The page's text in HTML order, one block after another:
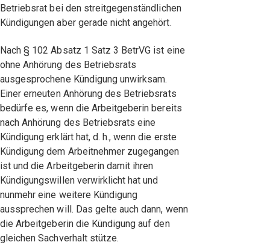
Betriebsrat bei den streitgegenständlichen
Kündigungen aber gerade nicht angehört.
Nach § 102 Absatz 1 Satz 3 BetrVG ist eine
ohne Anhörung des Betriebsrats
ausgesprochene Kündigung unwirksam.
Einer erneuten Anhörung des Betriebsrats
bedürfe es, wenn die Arbeitgeberin bereits
nach Anhörung des Betriebsrats eine
Kündigung erklärt hat, d. h., wenn die erste
Kündigung dem Arbeitnehmer zugegangen
ist und die Arbeitgeberin damit ihren
Kündigungswillen verwirklicht hat und
nunmehr eine weitere Kündigung
aussprechen will. Das gelte auch dann, wenn
die Arbeitgeberin die Kündigung auf den
gleichen Sachverhalt stütze.